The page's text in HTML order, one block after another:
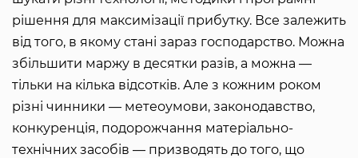
рішення для максимізації прибутку. Все залежить
від того, в якому стані зараз господарство. Можна
збільшити маржу в десятки разів, а можна —
тільки на кілька відсотків. Але з кожним роком
різні чинники — метеоумови, законодавство,
конкуренція, подорожчання матеріально-
технічних засобів — призводять до того, що